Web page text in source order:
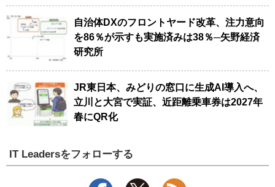
自治体DXのフロントヤード改革、注力意向
を86％が示すも実施済みは38％─矢野経済
研究所
JR東日本、みどりの窓口に生成AI導入へ、
立川と大宮で実証、近距離乗車券は2027年
春にQR化
IT Leadersをフォローする